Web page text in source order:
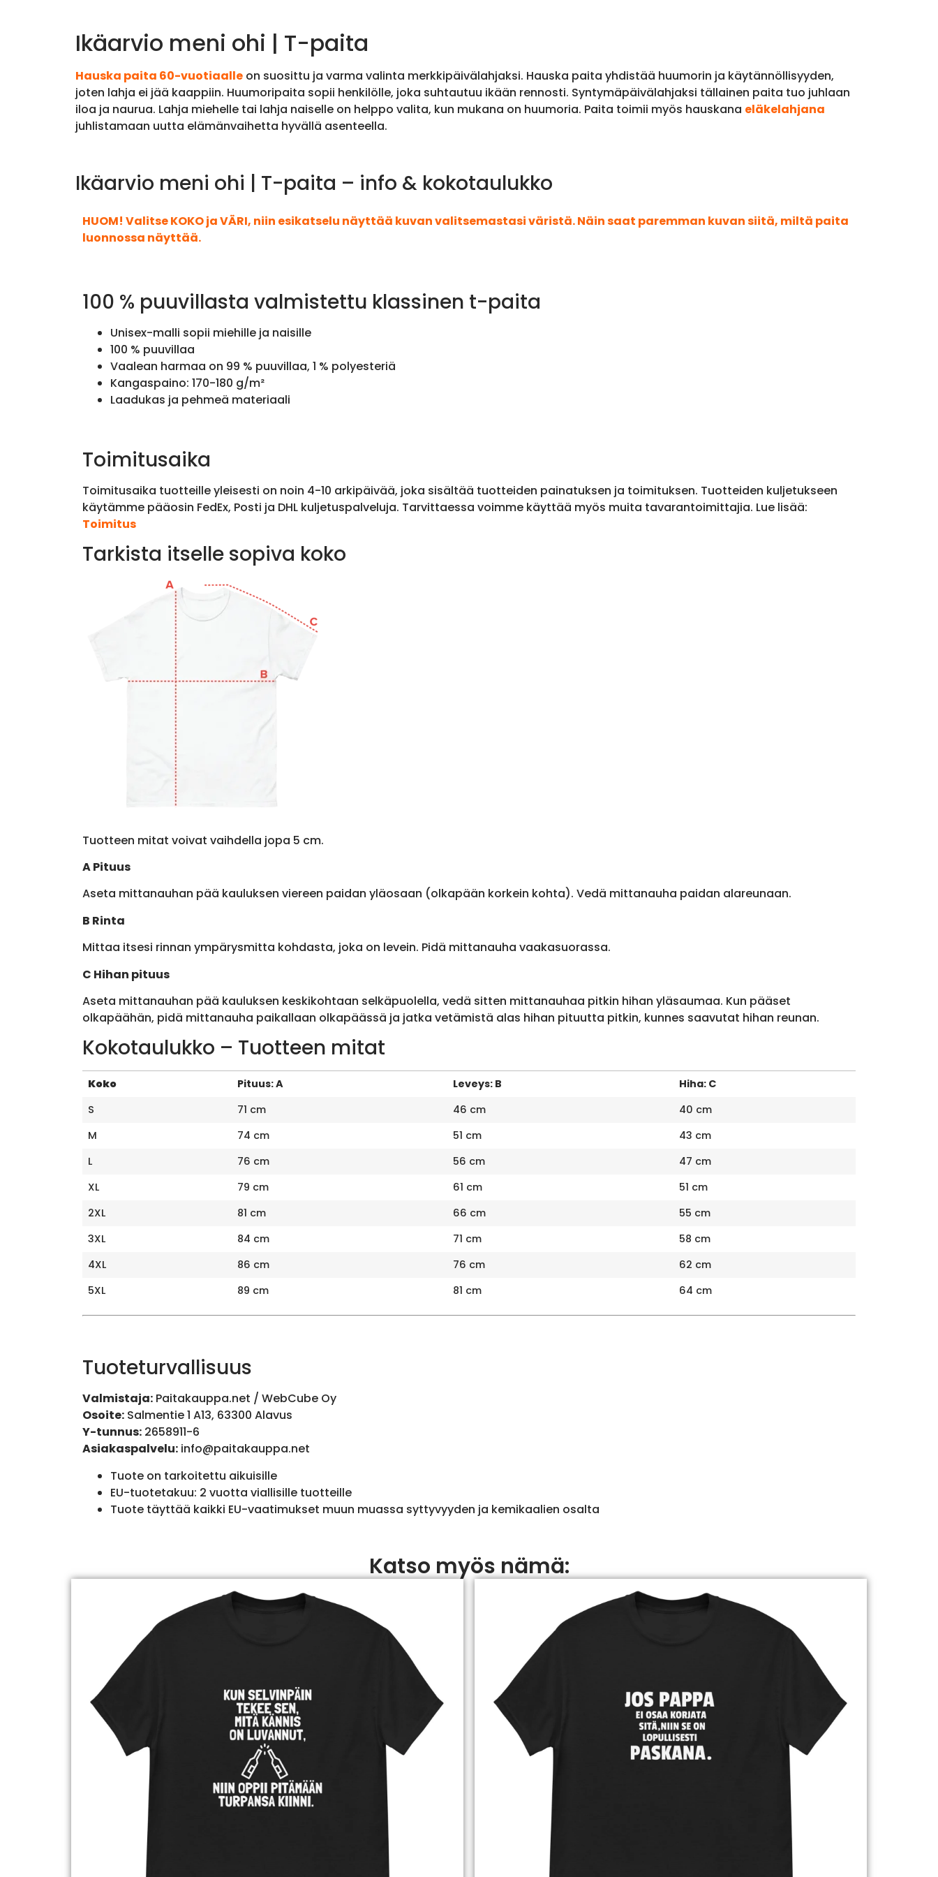
Ikäarvio meni ohi | T-paita
Hauska paita 60-vuotiaalleon suosittu ja varma valinta merkkipäivälahjaksi. Hauska paita yhdistää huumorin ja käytännöllisyyden,
joten lahja ei jää kaappiin. Huumoripaita sopii henkilölle, joka suhtautuu ikään rennosti. Syntymäpäivälahjaksi tällainen paita tuo juhlaan
iloa ja naurua. Lahja miehelle tai lahja naiselle on helppo valita, kun mukana on huumoria. Paita toimii myös hauskana eläkelahjana
juhlistamaan uutta elämänvaihetta hyvällä asenteella.
Ikäarvio meni ohi | T-paita – info & kokotaulukko
HUOM! Valitse KOKO ja VÄRI, niin esikatselu näyttää kuvan valitsemastasi väristä. Näin saat paremman kuvan siitä, miltä paita
luonnossa näyttää.
100 % puuvillasta valmistettu klassinen t-paita
Unisex-malli sopii miehille ja naisille
100 % puuvillaa
Vaalean harmaa on 99 % puuvillaa, 1 % polyesteriä
Kangaspaino: 170-180 g/m²
Laadukas ja pehmeä materiaali
Toimitusaika
Toimitusaika tuotteille yleisesti on noin 4-10 arkipäivää, joka sisältää tuotteiden painatuksen ja toimituksen. Tuotteiden kuljetukseen
käytämme pääosin FedEx, Posti ja DHL kuljetuspalveluja. Tarvittaessa voimme käyttää myös muita tavarantoimittajia. Lue lisää:
Toimitus
Tarkista itselle sopiva koko
Tuotteen mitat voivat vaihdella jopa 5 cm.
A Pituus
Aseta mittanauhan pää kauluksen viereen paidan yläosaan (olkapään korkein kohta). Vedä mittanauha paidan alareunaan.
B Rinta
Mittaa itsesi rinnan ympärysmitta kohdasta, joka on levein. Pidä mittanauha vaakasuorassa.
C Hihan pituus
Aseta mittanauhan pää kauluksen keskikohtaan selkäpuolella, vedä sitten mittanauhaa pitkin hihan yläsaumaa. Kun pääset
olkapäähän, pidä mittanauha paikallaan olkapäässä ja jatka vetämistä alas hihan pituutta pitkin, kunnes saavutat hihan reunan.
Kokotaulukko – Tuotteen mitat
Koko Pituus: A Leveys: B
Hiha: C
S
71 cm 46 cm
40 cm
M
74 cm 51 cm
43 cm
L
76 cm 56 cm
47 cm
XL
79 cm 61 cm
51 cm
2XL
81 cm 66 cm
55 cm
3XL
84 cm 71 cm
58 cm
4XL
86 cm 76 cm
62 cm
5XL
89 cm 81 cm 64 cm
Tuoteturvallisuus
Valmistaja:Paitakauppa.net / WebCube Oy
Osoite:Salmentie 1 A13, 63300 Alavus
Y-tunnus:2658911-6
Asiakaspalvelu: info@paitakauppa.net
Tuote on tarkoitettu aikuisille
EU-tuotetakuu: 2 vuotta viallisille tuotteille
Tuote täyttää kaikki EU-vaatimukset muun muassa syttyvyyden ja kemikaalien osalta
Katso myös nämä: